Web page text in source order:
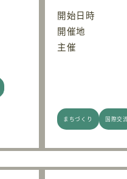
開始日時
開催地
主催
まちづくり 国際交